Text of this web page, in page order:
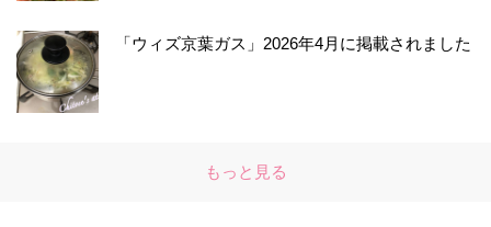
「ウィズ京葉ガス」2026年4月に掲載されました
もっと見る